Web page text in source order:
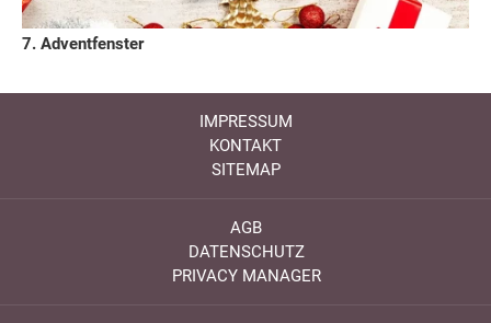
7. Adventfenster
IMPRESSUM
KONTAKT
SITEMAP
AGB
DATENSCHUTZ
PRIVACY MANAGER